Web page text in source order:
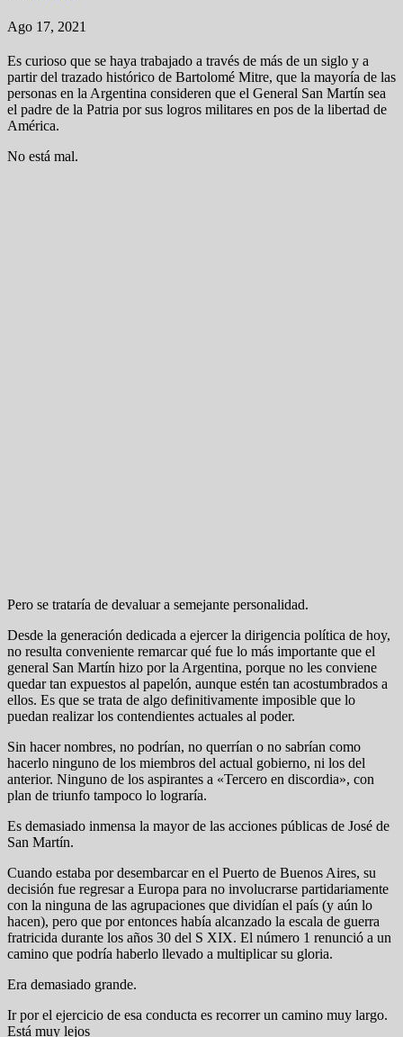
Ago 17, 2021
Es curioso que se haya trabajado a través de más de un siglo y a
partir del trazado histórico de Bartolomé Mitre, que la mayoría de las
personas en la Argentina consideren que el General San Martín sea
el padre de la Patria por sus logros militares en pos de la libertad de
América.
No está mal.
Pero se trataría de devaluar a semejante personalidad.
Desde la generación dedicada a ejercer la dirigencia política de hoy,
no resulta conveniente remarcar qué fue lo más importante que el
general San Martín hizo por la Argentina, porque no les conviene
quedar tan expuestos al papelón, aunque estén tan acostumbrados a
ellos. Es que se trata de algo definitivamente imposible que lo
puedan realizar los contendientes actuales al poder.
Sin hacer nombres, no podrían, no querrían o no sabrían como
hacerlo ninguno de los miembros del actual gobierno, ni los del
anterior. Ninguno de los aspirantes a «Tercero en discordia», con
plan de triunfo tampoco lo lograría.
Es demasiado inmensa la mayor de las acciones públicas de José de
San Martín.
Cuando estaba por desembarcar en el Puerto de Buenos Aires, su
decisión fue regresar a Europa para no involucrarse partidariamente
con la ninguna de las agrupaciones que dividían el país (y aún lo
hacen), pero que por entonces había alcanzado la escala de guerra
fratricida durante los años 30 del S XIX. El número 1 renunció a un
camino que podría haberlo llevado a multiplicar su gloria.
Era demasiado grande.
Ir por el ejercicio de esa conducta es recorrer un camino muy largo.
Está muy lejos